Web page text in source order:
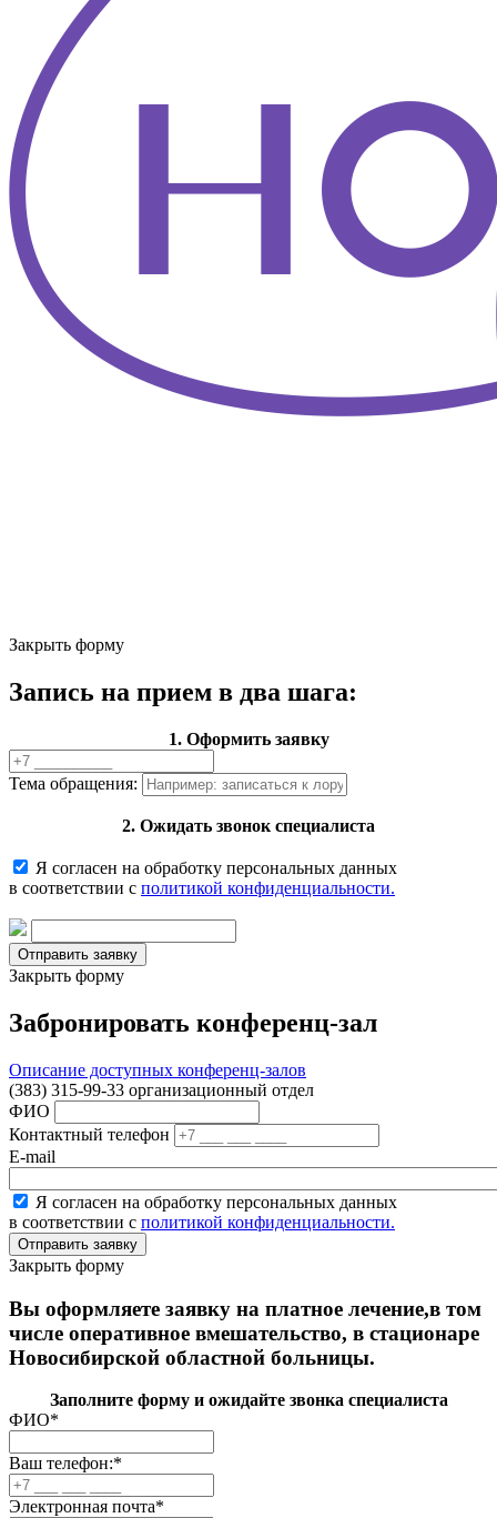
Закрыть форму
Запись на прием в два шага:
1. Оформить заявку
Тема обращения:
2. Ожидать звонок специалиста
Я согласен на обработку персональных данных
в соответствии с политикой конфиденциальности.
Закрыть форму
Забронировать конференц-зал
Описание доступных конференц-залов
(383) 315-99-33 организационный отдел
ФИО
Контактный телефон
E-mail
Я согласен на обработку персональных данных
в соответствии с политикой конфиденциальности.
Закрыть форму
Вы оформляете заявку на платное лечение,в том
числе оперативное вмешательство, в стационаре
Новосибирской областной больницы.
Заполните форму и ожидайте звонка специалиста
ФИО*
Ваш телефон:*
Электронная почта*